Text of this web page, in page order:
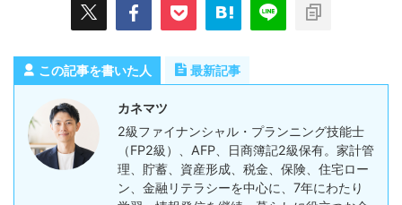
この記事を書いた人 最新記事
カネマツ
2級ファイナンシャル・プランニング技能士
（FP2級）、AFP、日商簿記2級保有。家計管
理、貯蓄、資産形成、税金、保険、住宅ロー
ン、金融リテラシーを中心に、7年にわたり